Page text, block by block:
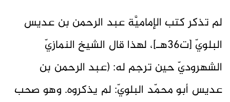
لم تذكر كتب الإماميَّة عبد الرحمن بن عديس
البلويّ [ت36هـ]، لهذا قال الشيخ النمازيّ
الشهروديّ حين ترجم له: (عبد الرحمن بن
عديس أبو محمّد البلويّ: لم يذكروه. وهو صحب